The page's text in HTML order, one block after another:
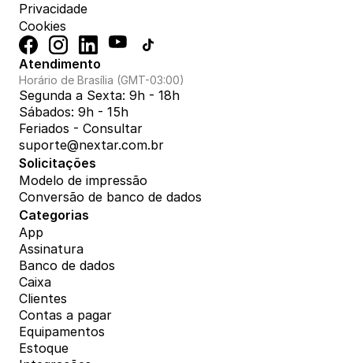
Privacidade
Cookies
Atendimento
Horário de Brasília (GMT-03:00)
Segunda a Sexta: 9h - 18h
Sábados: 9h - 15h
Feriados - Consultar
suporte@nextar.com.br
Solicitações
Modelo de impressão
Conversão de banco de dados
Categorias
App
Assinatura
Banco de dados
Caixa
Clientes
Contas a pagar
Equipamentos
Estoque